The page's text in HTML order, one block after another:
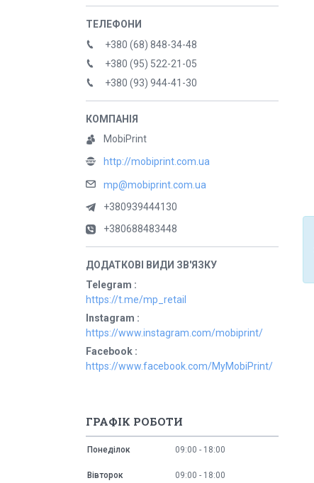
+380 (68) 848-34-48
+380 (95) 522-21-05
+380 (93) 944-41-30
MobiPrint
http://mobiprint.com.ua
mp@mobiprint.com.ua
+380939444130
+380688483448
Telegram
https://t.me/mp_retail
Instagram
https://www.instagram.com/mobiprint/
Facebook
https://www.facebook.com/MyMobiPrint/
ГРАФІК РОБОТИ
Понеділок 09:00 18:00
Вівторок 09:00 18:00